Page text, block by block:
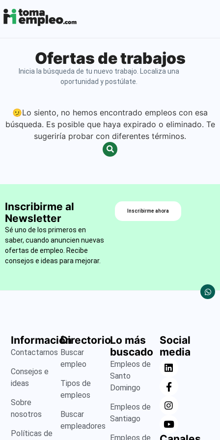
Ofertas de trabajos
Inicia la búsqueda de tu nuevo trabajo. Localiza una
oportunidad y postúlate.
🫤Lo siento, no hemos encontrado empleos con esa
búsqueda. Es posible que haya expirado o eliminado. Te
sugeriría probar con diferentes términos.
Inscribirme al
Newsletter
Sé uno de los primeros en
saber, cuando anuncien nuevas
ofertas de empleo. Recibe
consejos e ideas para mejorar.
Inscribirme ahora
Información
Contactarnos
Consejos e
ideas
Sobre
nosotros
Políticas de
Directorio
Buscar
empleo
Tipos de
empleos
Buscar
empleadores
Lo más
buscado
Empleos de
Santo
Domingo
Empleos de
Santiago
Empleos de
Social
media